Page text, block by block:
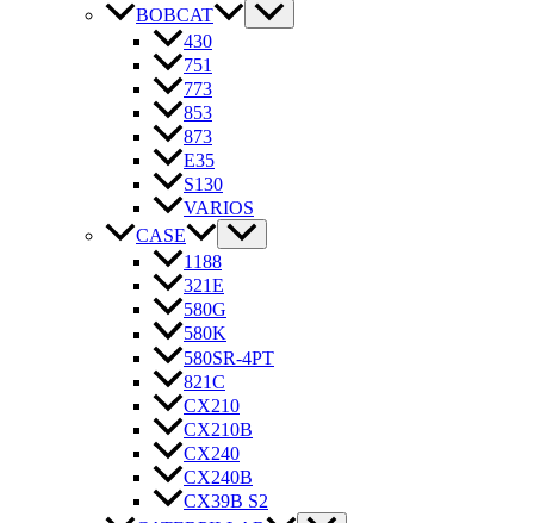
BOBCAT
430
751
773
853
873
E35
S130
VARIOS
CASE
1188
321E
580G
580K
580SR-4PT
821C
CX210
CX210B
CX240
CX240B
CX39B S2